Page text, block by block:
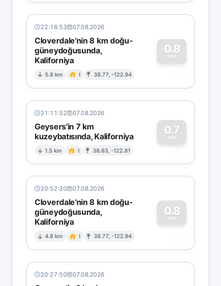
22:16:53 07.08.2026
Cloverdale'nin 8 km doğu-
güneydoğusunda,
Kaliforniya
5.8 km I 38.77, -122.94
0.8
MW
0
21:11:52 07.08.2026
Geysers'in 7 km
kuzeybatısında, Kaliforniya
1.5 km I 38.83, -122.81
0.7
MW
0
20:52:20 07.08.2026
Cloverdale'nin 8 km doğu-
güneydoğusunda,
Kaliforniya
4.8 km I 38.77, -122.94
0.8
MW
0
20:27:50 07.08.2026